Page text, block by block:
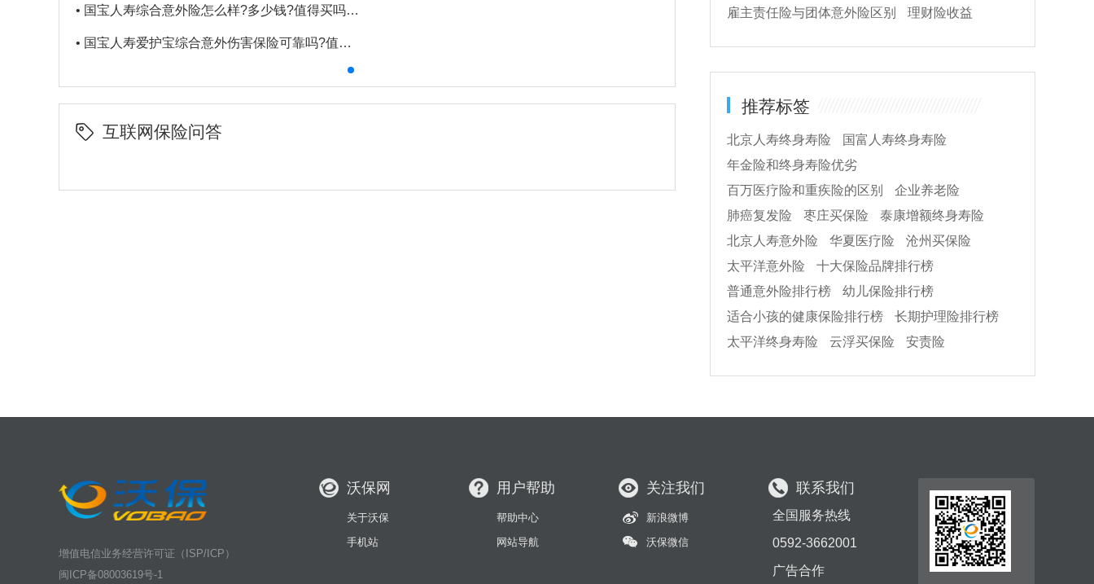
• 国宝人寿综合意外险怎么样?多少钱?值得买吗?条款+产品特色
• 国宝人寿爱护宝综合意外伤害保险可靠吗?值得买吗?有哪些优点？
国宝人寿综合意外险怎么样?多少钱?值得买吗?条款+产品特色
互联网保险问答
雇主责任险与团体意外险区别
理财险收益
推荐标签
北京人寿终身寿险
国富人寿终身寿险
年金险和终身寿险优劣
百万医疗险和重疾险的区别
企业养老险
肺癌复发险
枣庄买保险
泰康增额终身寿险
北京人寿意外险
华夏医疗险
沧州买保险
太平洋意外险
十大保险品牌排行榜
普通意外险排行榜
幼儿保险排行榜
适合小孩的健康保险排行榜
长期护理险排行榜
太平洋终身寿险
云浮买保险 安责险
增值电信业务经营许可证（ISP/ICP）
闽ICP备08003619号-1
沃保网
关于沃保
手机站
用户帮助
帮助中心
网站导航
关注我们
新浪微博
沃保微信
联系我们
全国服务热线
0592-3662001
广告合作